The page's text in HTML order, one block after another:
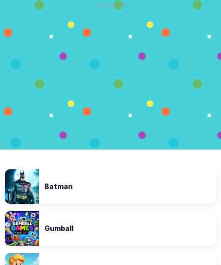
WERBUNG
Batman
Gumball